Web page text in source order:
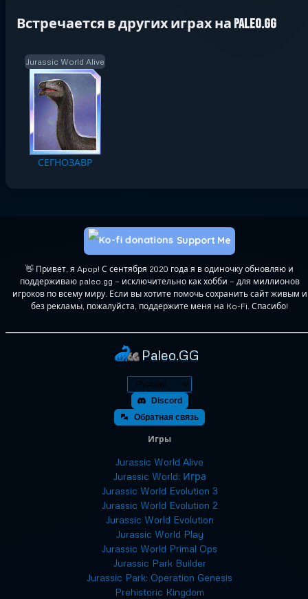
Встречается в других играх на Paleo.GG
Jurassic World Alive
СЕГНОЗАВР
👋 Привет, я Apop! С сентября 2020 года я в одиночку обновляю и
поддерживаю paleo.gg — исключительно как хобби — для миллионов
игроков по всему миру. Если вы хотите помочь сохранить сайт живым и
без рекламы, пожалуйста, поддержите меня на Ko-Fi. Спасибо!
Support Me
Paleo.GG
Discord
Обратная связь
Игры
Jurassic World Alive
Jurassic World: Игра
Jurassic World Evolution 3
Jurassic World Evolution 2
Jurassic World Evolution
Jurassic World Play
Jurassic World Primal Ops
Jurassic Park Builder
Jurassic Park: Operation Genesis
Prehistoric Kingdom